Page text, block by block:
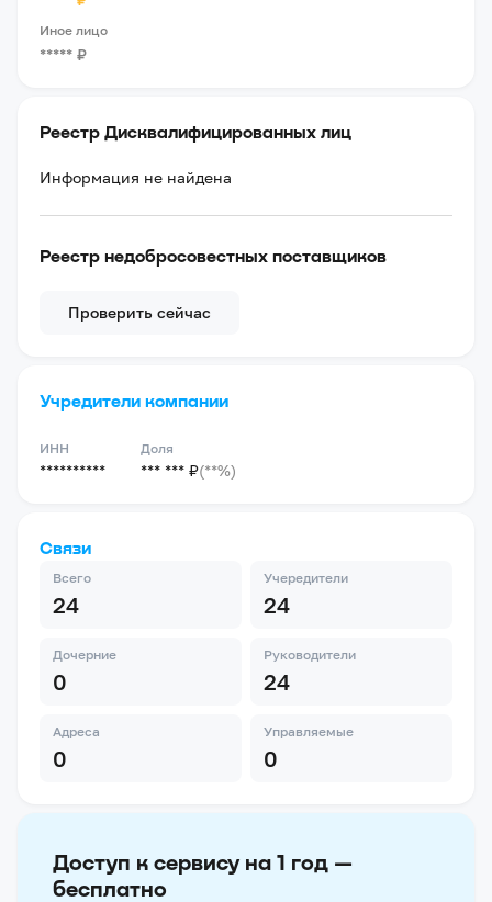
Иное лицо
***** ₽
Реестр Дисквалифицированных лиц
Информация не найдена
Реестр недобросовестных поставщиков
Проверить сейчас
Учредители компании
ИНН
**********
Доля
*** *** ₽(**%)
Связи
Всего
24
Учередители
24
Дочерние
0
Руководители
24
Адреса
0
Управляемые
0
Доступ к сервису на 1 год —
бесплатно